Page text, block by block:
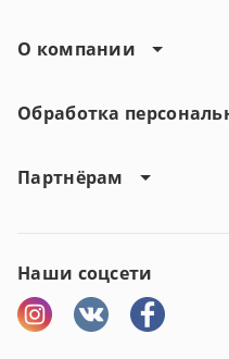
О компании
Обработка
Партнёрам
Наши соцсети